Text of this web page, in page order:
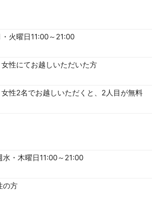
火曜日11:00～21:00
性にてお越しいただいた方
女性2名でお越しいただくと、2人目が無料
水・木曜日11:00～21:00
の方